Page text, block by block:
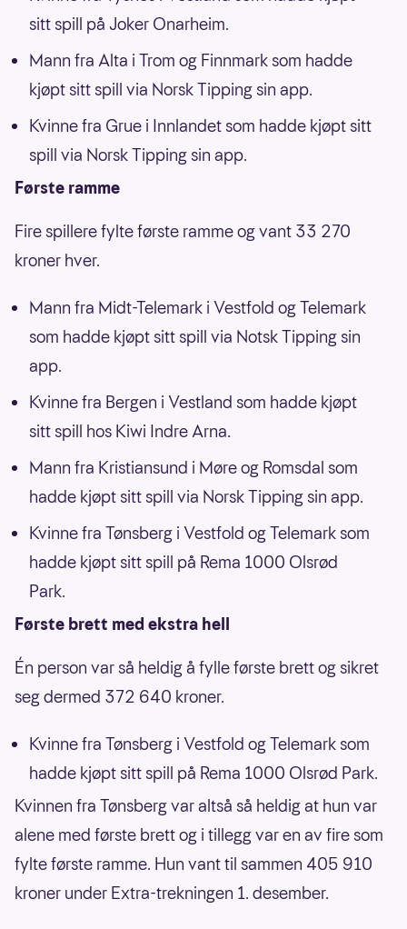
sitt spill på Joker Onarheim.
Mann fra Alta i Trom og Finnmark som hadde
kjøpt sitt spill via Norsk Tipping sin app.
Kvinne fra Grue i Innlandet som hadde kjøpt sitt
spill via Norsk Tipping sin app.
Første ramme
Fire spillere fylte første ramme og vant 33 270
kroner hver.
Mann fra Midt-Telemark i Vestfold og Telemark
som hadde kjøpt sitt spill via Notsk Tipping sin
app.
Kvinne fra Bergen i Vestland som hadde kjøpt
sitt spill hos Kiwi Indre Arna.
Mann fra Kristiansund i Møre og Romsdal som
hadde kjøpt sitt spill via Norsk Tipping sin app.
Kvinne fra Tønsberg i Vestfold og Telemark som
hadde kjøpt sitt spill på Rema 1000 Olsrød
Park.
Første brett med ekstra hell
Én person var så heldig å fylle første brett og sikret
seg dermed 372 640 kroner.
Kvinne fra Tønsberg i Vestfold og Telemark som
hadde kjøpt sitt spill på Rema 1000 Olsrød Park.
Kvinnen fra Tønsberg var altså så heldig at hun var
alene med første brett og i tillegg var en av fire som
fylte første ramme. Hun vant til sammen 405 910
kroner under Extra-trekningen 1. desember.